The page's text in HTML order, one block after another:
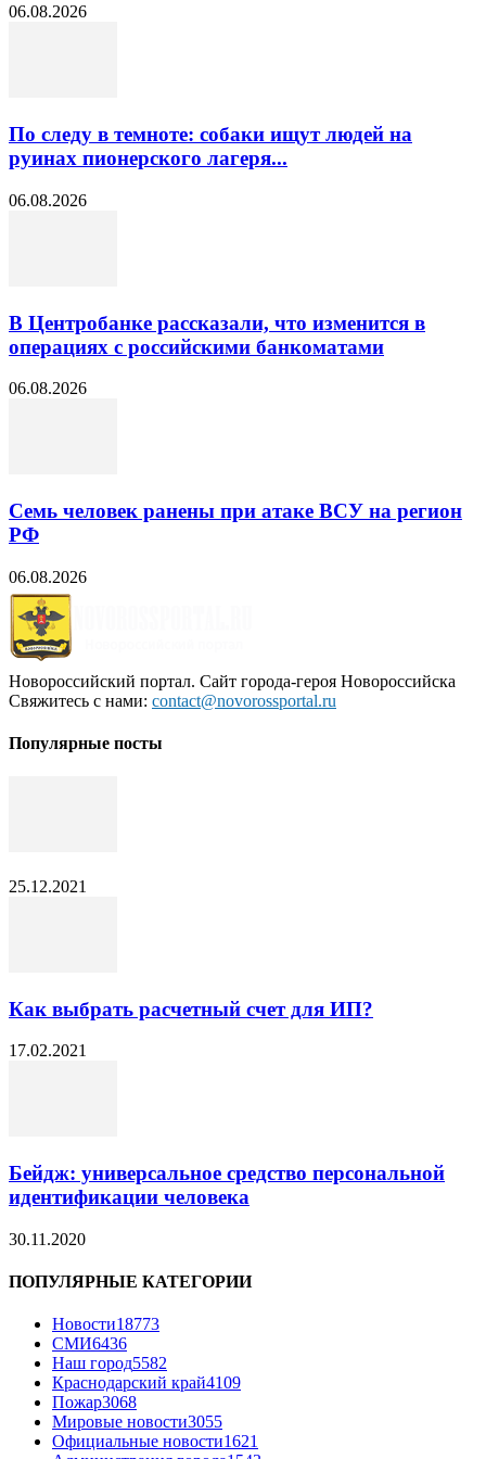
06.08.2026
По следу в темноте: собаки ищут людей на
руинах пионерского лагеря...
06.08.2026
В Центробанке рассказали, что изменится в
операциях с российскими банкоматами
06.08.2026
Семь человек ранены при атаке ВСУ на регион
РФ
06.08.2026
Новороссийский портал. Сайт города-героя Новороссийска
Свяжитесь с нами: contact@novorossportal.ru
Популярные посты
25.12.2021
Как выбрать расчетный счет для ИП?
17.02.2021
Бейдж: универсальное средство персональной
идентификации человека
30.11.2020
ПОПУЛЯРНЫЕ КАТЕГОРИИ
Новости18773
СМИ6436
Наш город5582
Краснодарский край4109
Пожар3068
Мировые новости3055
Официальные новости1621